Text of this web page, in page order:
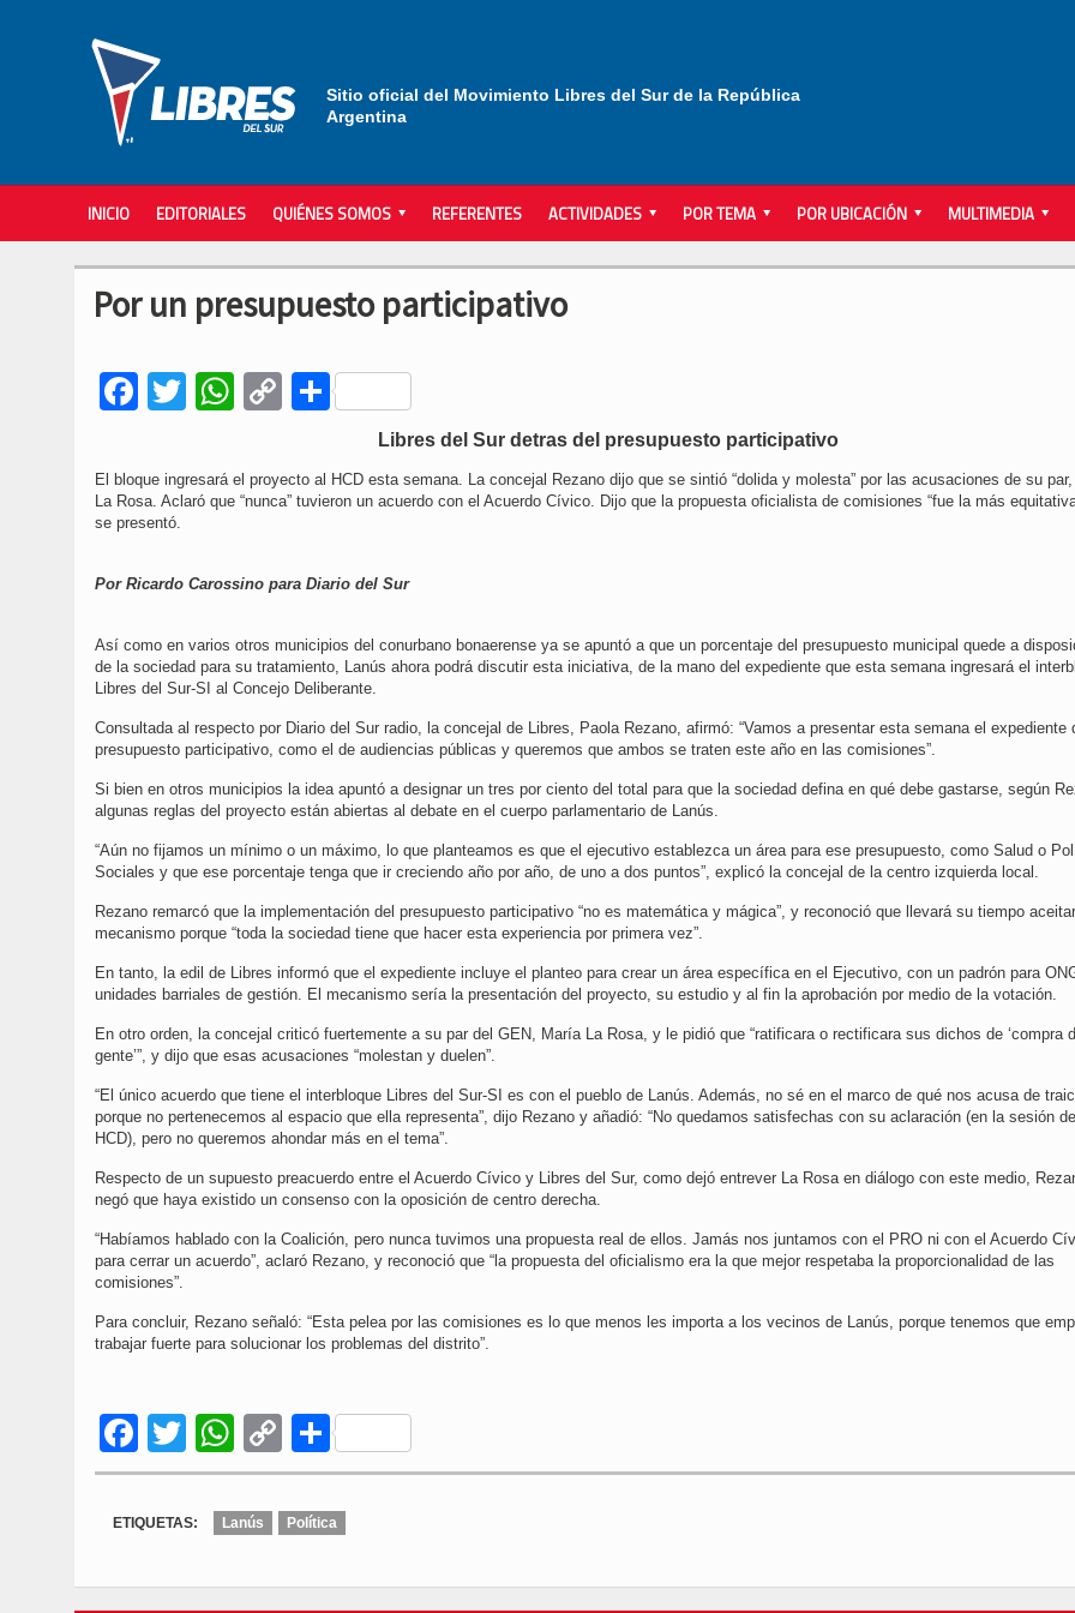
Sitio oficial del Movimiento Libres del Sur de la República
Argentina
INICIO EDITORIALES QUIÉNES SOMOS REFERENTES ACTIVIDADES POR TEMA POR UBICACIÓN MULTIMEDIA
Por un presupuesto participativo
Facebook
TwitterWhatsApp
CopyCompartir
Libres del Sur detras del presupuesto participativo
El bloque ingresará el proyecto al HCD esta semana. La concejal Rezano dijo que se sintió “dolida y molesta” por las acusaciones de su
La Rosa. Aclaró que “nunca” tuvieron un acuerdo con el Acuerdo Cívico. Dijo que la propuesta oficialista de comisiones “fue la más
se presentó.
Por Ricardo Carossino para Diario del Sur
Así como en varios otros municipios del conurbano bonaerense ya se apuntó a que un porcentaje del presupuesto municipal quede a
de la sociedad para su tratamiento, Lanús ahora podrá discutir esta iniciativa, de la mano del expediente que esta semana ingresará el
Libres del Sur-SI al Concejo Deliberante.
Consultada al respecto por Diario del Sur radio, la concejal de Libres, Paola Rezano, afirmó: “Vamos a presentar esta semana el expediente
presupuesto participativo, como el de audiencias públicas y queremos que ambos se traten este año en las comisiones”.
Si bien en otros municipios la idea apuntó a designar un tres por ciento del total para que la sociedad defina en qué debe gastarse, según
algunas reglas del proyecto están abiertas al debate en el cuerpo parlamentario de Lanús.
“Aún no fijamos un mínimo o un máximo, lo que planteamos es que el ejecutivo establezca un área para ese presupuesto, como Salud o
Sociales y que ese porcentaje tenga que ir creciendo año por año, de uno a dos puntos”, explicó la concejal de la centro izquierda local.
Rezano remarcó que la implementación del presupuesto participativo “no es matemática y mágica”, y reconoció que llevará su tiempo
mecanismo porque “toda la sociedad tiene que hacer esta experiencia por primera vez”.
En tanto, la edil de Libres informó que el expediente incluye el planteo para crear un área específica en el Ejecutivo, con un padrón para
unidades barriales de gestión. El mecanismo sería la presentación del proyecto, su estudio y al fin la aprobación por medio de la votación.
En otro orden, la concejal criticó fuertemente a su par del GEN, María La Rosa, y le pidió que “ratificara o rectificara sus dichos de ‘compra
gente’”, y dijo que esas acusaciones “molestan y duelen”.
“El único acuerdo que tiene el interbloque Libres del Sur-SI es con el pueblo de Lanús. Además, no sé en el marco de qué nos acusa de
porque no pertenecemos al espacio que ella representa”, dijo Rezano y añadió: “No quedamos satisfechas con su aclaración (en la sesión
HCD), pero no queremos ahondar más en el tema”.
Respecto de un supuesto preacuerdo entre el Acuerdo Cívico y Libres del Sur, como dejó entrever La Rosa en diálogo con este medio,
negó que haya existido un consenso con la oposición de centro derecha.
“Habíamos hablado con la Coalición, pero nunca tuvimos una propuesta real de ellos. Jamás nos juntamos con el PRO ni con el Acuerdo
para cerrar un acuerdo”, aclaró Rezano, y reconoció que “la propuesta del oficialismo era la que mejor respetaba la proporcionalidad de las
comisiones”.
Para concluir, Rezano señaló: “Esta pelea por las comisiones es lo que menos les importa a los vecinos de Lanús, porque tenemos que
trabajar fuerte para solucionar los problemas del distrito”.
Facebook
TwitterWhatsApp
Copy
Link
Compartir
ETIQUETAS: Lanús Política